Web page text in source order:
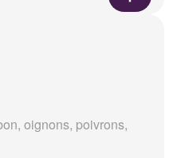
oignons, poivrons,